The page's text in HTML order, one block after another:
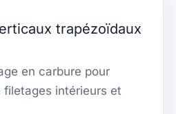
trapézoïdaux
en carbure pour
intérieurs et